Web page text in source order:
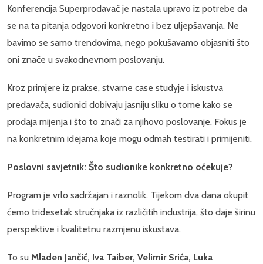
Konferencija Superprodavač je nastala upravo iz potrebe da
se na ta pitanja odgovori konkretno i bez uljepšavanja. Ne
bavimo se samo trendovima, nego pokušavamo objasniti što
oni znače u svakodnevnom poslovanju.
Kroz primjere iz prakse, stvarne case studyje i iskustva
predavača, sudionici dobivaju jasniju sliku o tome kako se
prodaja mijenja i što to znači za njihovo poslovanje. Fokus je
na konkretnim idejama koje mogu odmah testirati i primijeniti.
Poslovni savjetnik: Što sudionike konkretno očekuje?
Program je vrlo sadržajan i raznolik. Tijekom dva dana okupit
ćemo tridesetak stručnjaka iz različitih industrija, što daje širinu
perspektive i kvalitetnu razmjenu iskustava.
To su Mladen Jančić, Iva Taiber, Velimir Srića, Luka